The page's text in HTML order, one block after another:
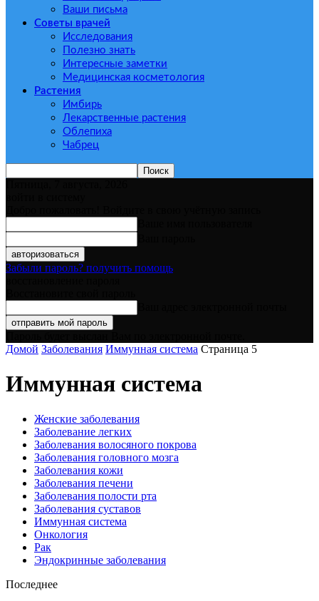
Ваши письма
Советы врачей
Исследования
Полезно знать
Интересные заметки
Медицинская косметология
Растения
Имбирь
Лекарственные растения
Облепиха
Чабрец
Забыли пароль? получить помощь
Домой Заболевания Иммунная система Страница 5
Иммунная система
Женские заболевания
Заболевание легких
Заболевания волосяного покрова
Заболевания головного мозга
Заболевания кожи
Заболевания печени
Заболевания полости рта
Заболевания суставов
Иммунная система
Онкология
Рак
Эндокринные заболевания
Последнее